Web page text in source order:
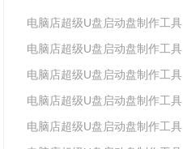
电脑店超级U盘启动盘制作工具
v7.5_2606
电脑店超级U盘启动盘制作工具
v7.5_2604
电脑店超级U盘启动盘制作工具
v7.5_2602
电脑店超级U盘启动盘制作工具
v7.5 2019(天蓬元帅版)
电脑店超级U盘启动盘制作工具